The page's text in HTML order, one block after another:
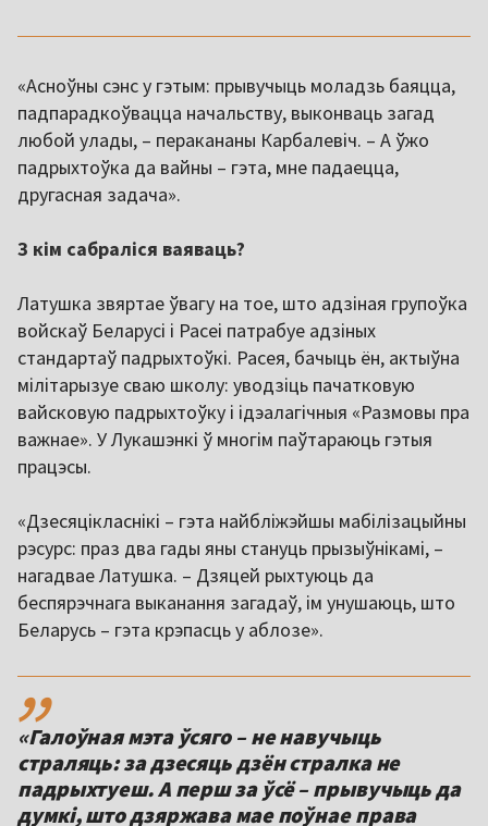
«Асноўны сэнс у гэтым: прывучыць моладзь баяцца,
падпарадкоўвацца начальству, выконваць загад
любой улады, – перакананы Карбалевіч. – А ўжо
падрыхтоўка да вайны – гэта, мне падаецца,
другасная задача».
З кім сабраліся ваяваць?
Латушка звяртае ўвагу на тое, што адзіная групоўка
войскаў Беларусі і Расеі патрабуе адзіных
стандартаў падрыхтоўкі. Расея, бачыць ён, актыўна
мілітарызуе сваю школу: уводзіць пачатковую
вайсковую падрыхтоўку і ідэалагічныя «Размовы пра
важнае». У Лукашэнкі ў многім паўтараюць гэтыя
працэсы.
«Дзесяцікласнікі – гэта найбліжэйшы мабілізацыйны
рэсурс: праз два гады яны стануць прызыўнікамі, –
нагадвае Латушка. – Дзяцей рыхтуюць да
беспярэчнага выканання загадаў, ім унушаюць, што
Беларусь – гэта крэпасць у аблозе».
,,
«Галоўная мэта ўсяго – не навучыць
страляць: за дзесяць дзён стралка не
падрыхтуеш. А перш за ўсё – прывучыць да
думкі, што дзяржава мае поўнае права